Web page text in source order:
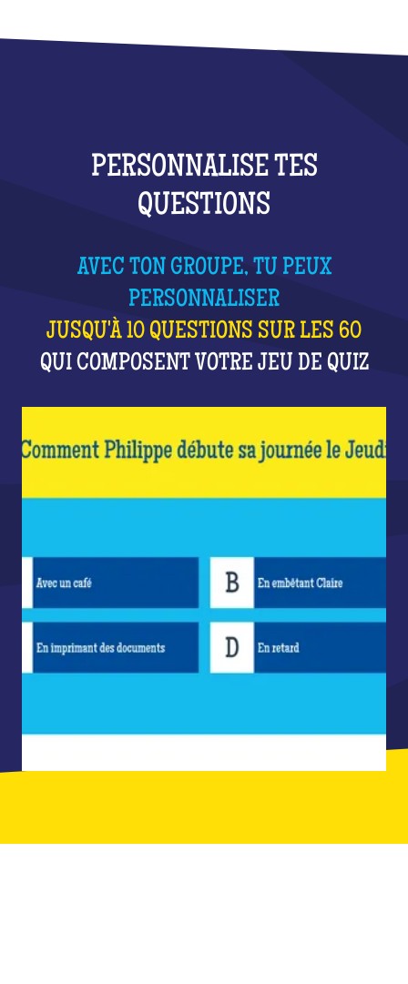
PERSONNALISE TES
QUESTIONS
AVEC TON GROUPE, TU PEUX
PERSONNALISER
JUSQU'À 10 QUESTIONS SUR LES 60
QUI COMPOSENT VOTRE JEU DE QUIZ